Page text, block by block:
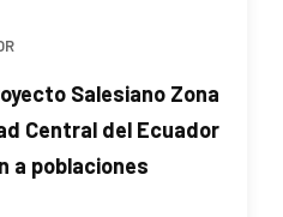
Salesiano Zona
Central del Ecuador
a poblaciones